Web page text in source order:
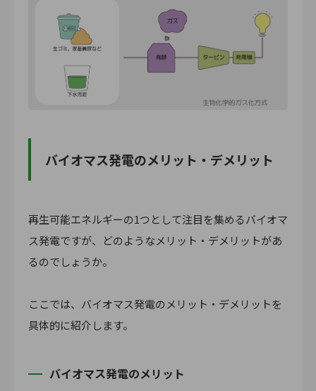
バイオマス発電のメリット・デメリット
再生可能エネルギーの1つとして注目を集めるバイオマ
ス発電ですが、どのようなメリット・デメリットがあ
るのでしょうか。
ここでは、バイオマス発電のメリット・デメリットを
具体的に紹介します。
バイオマス発電のメリット